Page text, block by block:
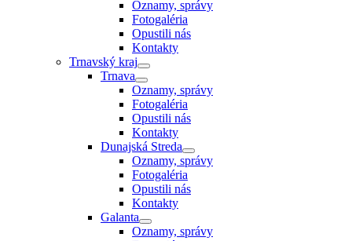
Oznamy, správy
Fotogaléria
Opustili nás
Kontakty
Trnavský kraj
Trnava
Oznamy, správy
Fotogaléria
Opustili nás
Kontakty
Dunajská Streda
Oznamy, správy
Fotogaléria
Opustili nás
Kontakty
Galanta
Oznamy, správy